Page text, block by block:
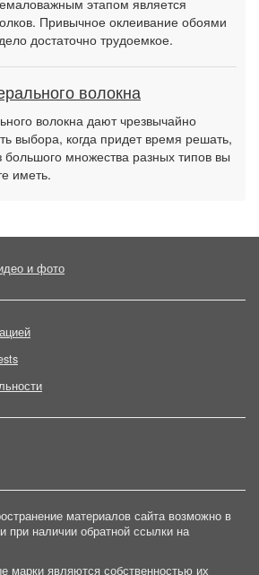
этапом является
Привычное оклеивание обоями
достаточно трудоемкое.
волокна
волокна дают чрезвычайно
выбора, когда придет время решать,
большого множества разных типов вы
иметь.
и фото
материалов сайта возможно в
при наличии обратной ссылки на
марки являются собственностью их